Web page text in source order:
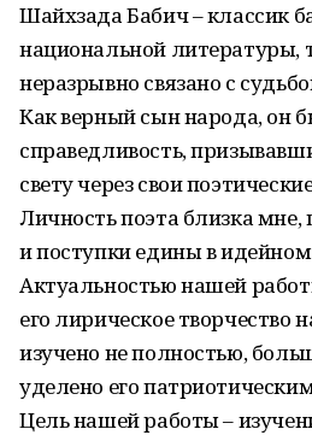
Шайхзада Бабич – классик
национальной литературы,
неразрывно связано с
Как верный сын народа, он
справедливость,
свету через свои
Личность поэта близка мне,
и поступки едины в
Актуальностью нашей
его лирическое творчество
изучено не полностью,
уделено его
Цель нашей работы –